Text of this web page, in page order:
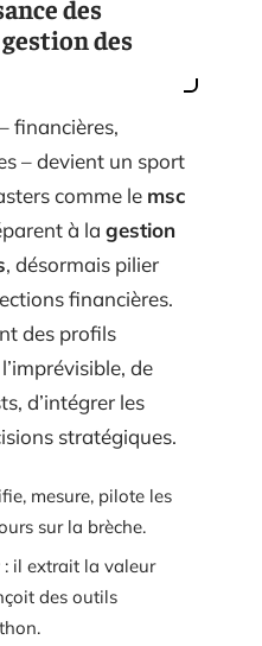
des
des
financières,
– devient un sport
comme le msc
à la gestion
, désormais pilier
financières.
des profils
de
d’intégrer les
stratégiques.
mesure, pilote les
sur la brèche.
: il extrait la valeur
des outils